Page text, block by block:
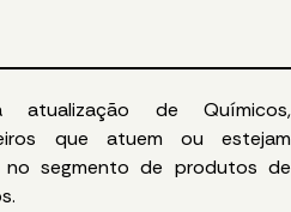
atualização de Químicos,
que atuem ou estejam
no segmento de produtos de